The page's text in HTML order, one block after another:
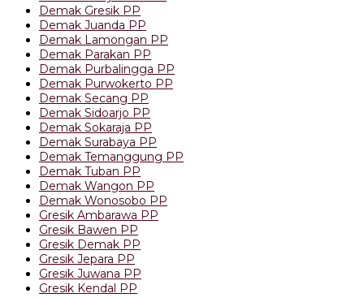
Demak Gresik PP
Demak Juanda PP
Demak Lamongan PP
Demak Parakan PP
Demak Purbalingga PP
Demak Purwokerto PP
Demak Secang PP
Demak Sidoarjo PP
Demak Sokaraja PP
Demak Surabaya PP
Demak Temanggung PP
Demak Tuban PP
Demak Wangon PP
Demak Wonosobo PP
Gresik Ambarawa PP
Gresik Bawen PP
Gresik Demak PP
Gresik Jepara PP
Gresik Juwana PP
Gresik Kendal PP